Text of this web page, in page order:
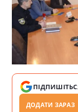
ДОДАТИ ЗАРАЗ